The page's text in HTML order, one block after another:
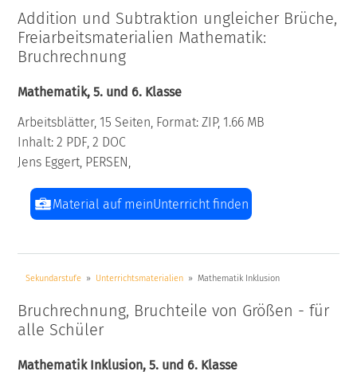
Addition und Subtraktion ungleicher Brüche,
Freiarbeitsmaterialien Mathematik:
Bruchrechnung
Mathematik, 5. und 6. Klasse
Arbeitsblätter, 15 Seiten, Format: ZIP, 1.66 MB
Inhalt: 2 PDF, 2 DOC
Jens Eggert, PERSEN,
Material auf meinUnterricht finden
Sekundarstufe Unterrichtsmaterialien Mathematik Inklusion
Bruchrechnung, Bruchteile von Größen - für
alle Schüler
Mathematik Inklusion, 5. und 6. Klasse